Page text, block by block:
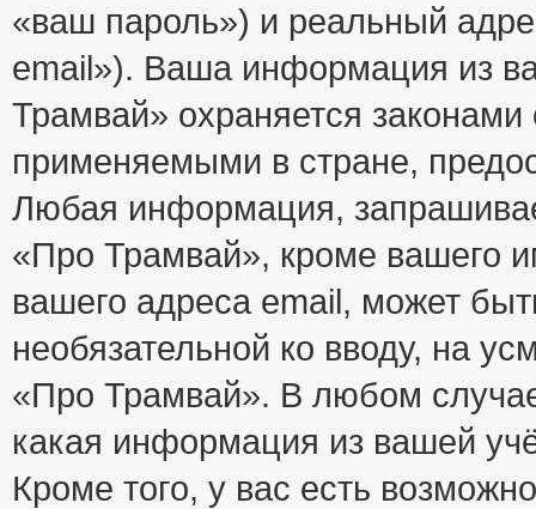
«ваш пароль») и реальный
email»). Ваша информация из
Трамвай» охраняется
применяемыми в стране,
Любая информация,
«Про Трамвай», кроме вашего
вашего адреса email, может
необязательной ко вводу, на
«Про Трамвай». В любом
какая информация из вашей
Кроме того, у вас есть